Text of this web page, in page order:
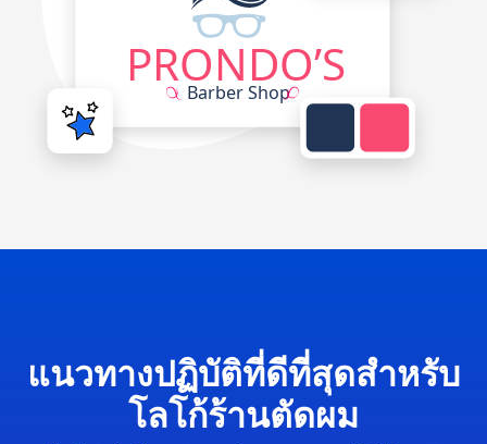
แนวทางปฏิบัติที่ดีที่สุดสำหรับ
โลโก้ร้านตัดผม